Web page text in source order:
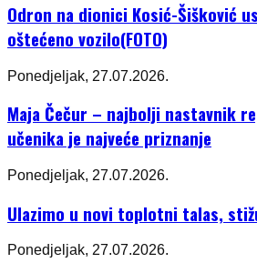
Odron na dionici Kosić-Šišković
oštećeno vozilo(FOTO)
Ponedjeljak, 27.07.2026.
Maja Čečur – najbolji nastavnik
učenika je najveće priznanje
Ponedjeljak, 27.07.2026.
Ulazimo u novi toplotni talas,
Ponedjeljak, 27.07.2026.